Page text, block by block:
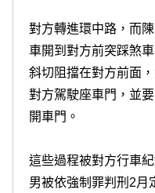
對方轉進環中路，而
車開到對方前突踩煞
斜切阻擋在對方前面
對方駕駛座車門，並
開車門。
這些過程被對方行車
男被依強制罪判刑2月